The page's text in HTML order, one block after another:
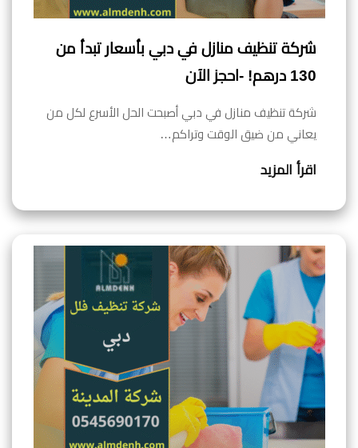
شركة تنظيف منازل في دبي بأسعار تبدأ من
130 درهم! -احجز الآن
شركة تنظيف منازل في دبي أصبحت الحل الأسرع لكل من
يعاني من ضيق الوقت وتراكم…
اقرأ المزيد